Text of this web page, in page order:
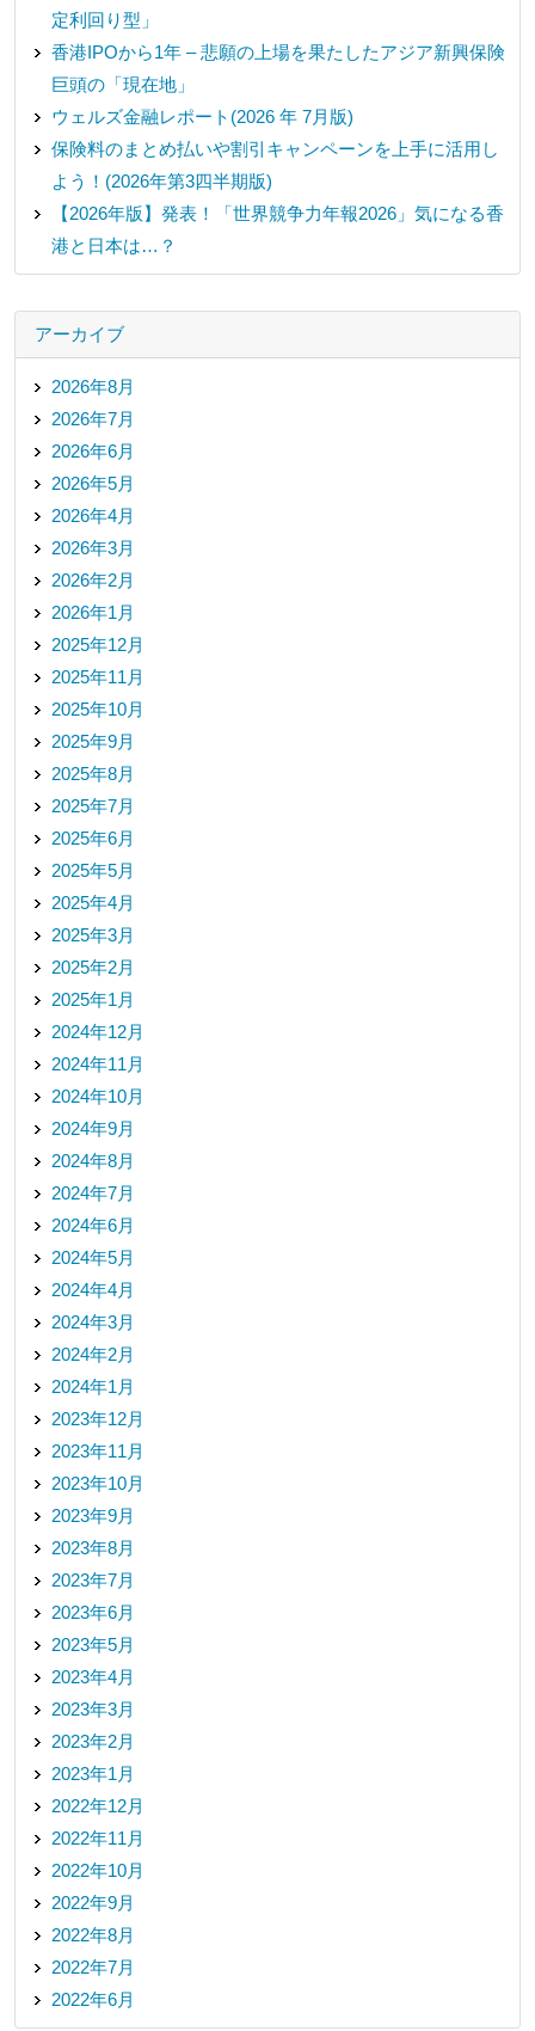
定利回り型」
香港IPOから1年 – 悲願の上場を果たしたアジア新興保険
巨頭の「現在地」
ウェルズ金融レポート(2026 年 7月版)
保険料のまとめ払いや割引キャンペーンを上手に活用し
よう！(2026年第3四半期版)
【2026年版】発表！「世界競争力年報2026」気になる香
港と日本は…？
アーカイブ
2026年8月
2026年7月
2026年6月
2026年5月
2026年4月
2026年3月
2026年2月
2026年1月
2025年12月
2025年11月
2025年10月
2025年9月
2025年8月
2025年7月
2025年6月
2025年5月
2025年4月
2025年3月
2025年2月
2025年1月
2024年12月
2024年11月
2024年10月
2024年9月
2024年8月
2024年7月
2024年6月
2024年5月
2024年4月
2024年3月
2024年2月
2024年1月
2023年12月
2023年11月
2023年10月
2023年9月
2023年8月
2023年7月
2023年6月
2023年5月
2023年4月
2023年3月
2023年2月
2023年1月
2022年12月
2022年11月
2022年10月
2022年9月
2022年8月
2022年7月
2022年6月